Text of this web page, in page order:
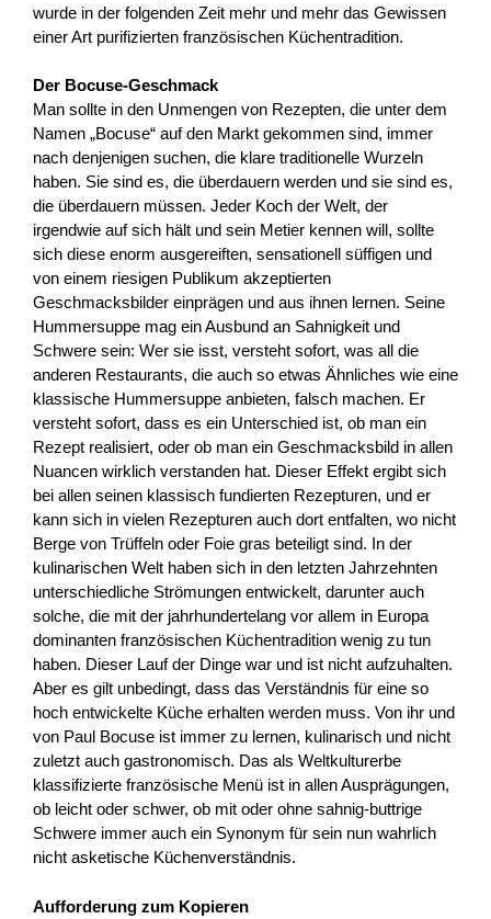
wurde in der folgenden Zeit mehr und mehr das Gewissen
einer Art purifizierten französischen Küchentradition.
Der Bocuse-Geschmack
Man sollte in den Unmengen von Rezepten, die unter dem
Namen „Bocuse“ auf den Markt gekommen sind, immer
nach denjenigen suchen, die klare traditionelle Wurzeln
haben. Sie sind es, die überdauern werden und sie sind es,
die überdauern müssen. Jeder Koch der Welt, der
irgendwie auf sich hält und sein Metier kennen will, sollte
sich diese enorm ausgereiften, sensationell süffigen und
von einem riesigen Publikum akzeptierten
Geschmacksbilder einprägen und aus ihnen lernen. Seine
Hummersuppe mag ein Ausbund an Sahnigkeit und
Schwere sein: Wer sie isst, versteht sofort, was all die
anderen Restaurants, die auch so etwas Ähnliches wie eine
klassische Hummersuppe anbieten, falsch machen. Er
versteht sofort, dass es ein Unterschied ist, ob man ein
Rezept realisiert, oder ob man ein Geschmacksbild in allen
Nuancen wirklich verstanden hat. Dieser Effekt ergibt sich
bei allen seinen klassisch fundierten Rezepturen, und er
kann sich in vielen Rezepturen auch dort entfalten, wo nicht
Berge von Trüffeln oder Foie gras beteiligt sind. In der
kulinarischen Welt haben sich in den letzten Jahrzehnten
unterschiedliche Strömungen entwickelt, darunter auch
solche, die mit der jahrhundertelang vor allem in Europa
dominanten französischen Küchentradition wenig zu tun
haben. Dieser Lauf der Dinge war und ist nicht aufzuhalten.
Aber es gilt unbedingt, dass das Verständnis für eine so
hoch entwickelte Küche erhalten werden muss. Von ihr und
von Paul Bocuse ist immer zu lernen, kulinarisch und nicht
zuletzt auch gastronomisch. Das als Weltkulturerbe
klassifizierte französische Menü ist in allen Ausprägungen,
ob leicht oder schwer, ob mit oder ohne sahnig-buttrige
Schwere immer auch ein Synonym für sein nun wahrlich
nicht asketische Küchenverständnis.
Aufforderung zum Kopieren